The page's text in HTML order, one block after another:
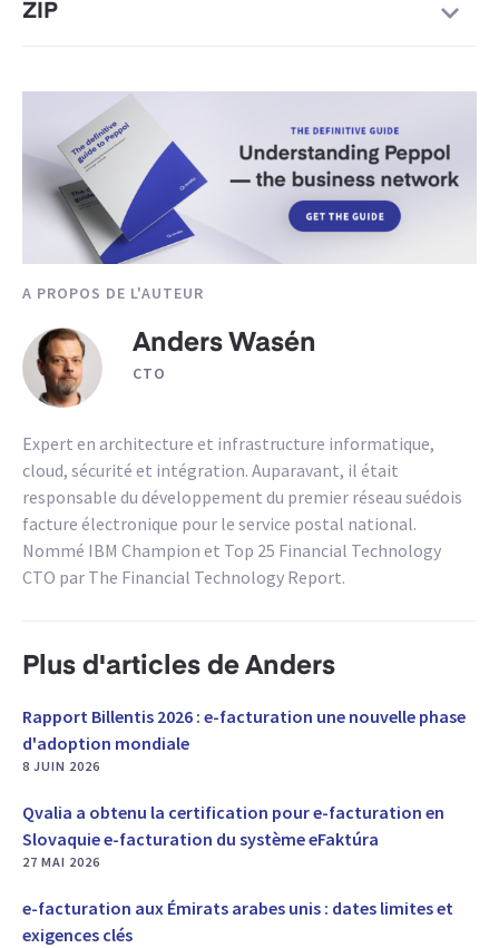
ZIP
A PROPOS DE L'AUTEUR
Anders Wasén
CTO
Expert en architecture et infrastructure informatique,
cloud, sécurité et intégration. Auparavant, il était
responsable du développement du premier réseau suédois
facture électronique pour le service postal national.
Nommé IBM Champion et Top 25 Financial Technology
CTO par The Financial Technology Report.
Plus d'articles de Anders
Rapport Billentis 2026 : e-facturation une nouvelle phase
d'adoption mondiale
8 JUIN 2026
Qvalia a obtenu la certification pour e-facturation en
Slovaquie e-facturation du système eFaktúra
27 MAI 2026
e-facturation aux Émirats arabes unis : dates limites et
exigences clés